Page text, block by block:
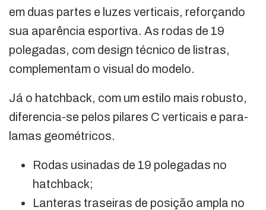
em duas partes e luzes verticais, reforçando
sua aparência esportiva. As rodas de 19
polegadas, com design técnico de listras,
complementam o visual do modelo.
Já o hatchback, com um estilo mais robusto,
diferencia-se pelos pilares C verticais e para-
lamas geométricos.
Rodas usinadas de 19 polegadas no
hatchback;
Lanteras traseiras de posição ampla no